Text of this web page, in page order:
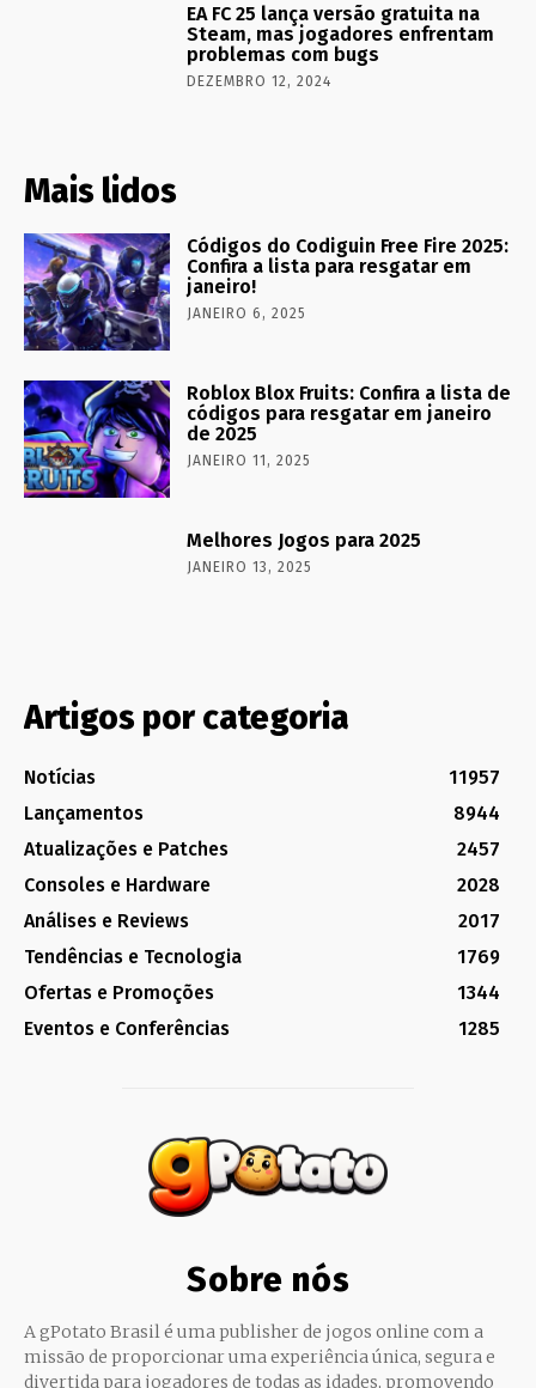
EA FC 25 lança versão gratuita na
Steam, mas jogadores enfrentam
problemas com bugs
DEZEMBRO 12, 2024
Mais lidos
Códigos do Codiguin Free Fire 2025:
Confira a lista para resgatar em
janeiro!
JANEIRO 6, 2025
Roblox Blox Fruits: Confira a lista de
códigos para resgatar em janeiro
de 2025
JANEIRO 11, 2025
Melhores Jogos para 2025
JANEIRO 13, 2025
Artigos por categoria
Notícias
11957
Lançamentos
8944
Atualizações e Patches
2457
Consoles e Hardware
2028
Análises e Reviews
2017
Tendências e Tecnologia
1769
Ofertas e Promoções
1344
Eventos e Conferências
1285
Sobre nós
A gPotato Brasil é uma publisher de jogos online com a
missão de proporcionar uma experiência única, segura e
divertida para jogadores de todas as idades, promovendo